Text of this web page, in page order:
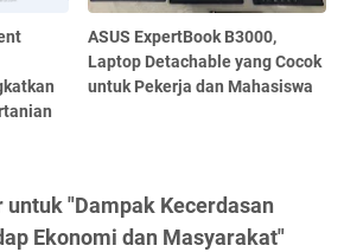
ASUS ExpertBook B3000,
Laptop Detachable yang Cocok
untuk Pekerja dan Mahasiswa
"Dampak Kecerdasan
Ekonomi dan Masyarakat"